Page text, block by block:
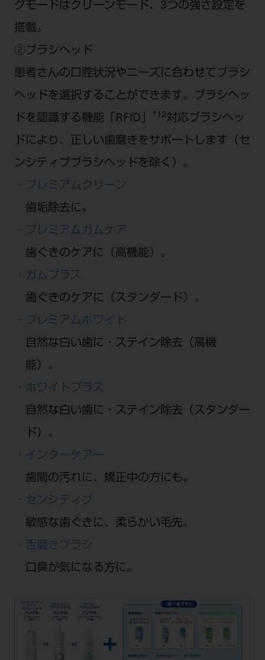
グモードはクリーンモード、3つの強さ設定を
搭載。
②ブラシヘッド
患者さんの口腔状況やニーズに合わせてブラシ
ヘッドを選択することができます。ブラシヘッ
ドを認識する機能「RFID」
*12対応ブラシヘッ
ドにより、正しい歯磨きをサポートします（セ
ンシティブブラシヘッドを除く）。
・プレミアムクリーン
歯垢除去に。
・プレミアムガムケア
歯ぐきのケアに（高機能）。
・ガムプラス
歯ぐきのケアに（スタンダード）。
・プレミアムホワイト
自然な白い歯に・ステイン除去（高機
能）。
・ホワイトプラス
自然な白い歯に・ステイン除去（スタンダー
ド）。
・インターケアー
歯間の汚れに、矯正中の方にも。
・センシティブ
敏感な歯ぐきに、柔らかい毛先。
・舌磨きブラシ
口臭が気になる方に。